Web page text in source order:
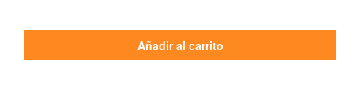
Añadir al carrito